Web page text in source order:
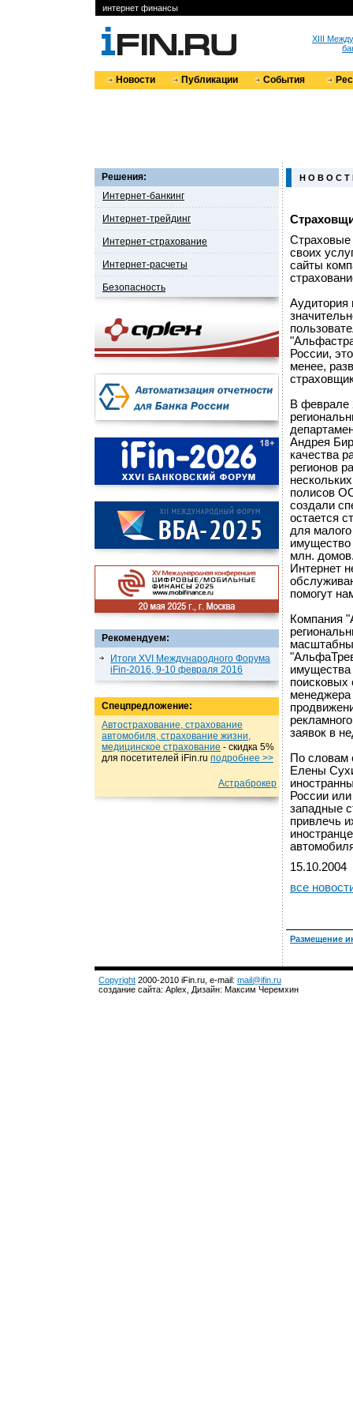
интернет финансы
XIII
Новости Публикации События
Решения:
Интернет-банкинг
Интернет-трейдинг
Интернет-страхование
Интернет-расчеты
Безопасность
Рекомендуем:
Итоги XVI Международного Форума
iFin-2016, 9-10 февраля 2016
Спецпредложение:
Автострахование, страхование
автомобиля, страхование жизни,
медицинское страхование - cкидка 5%
для посетителей iFin.ru подробнеe >>
Астраброкер
Н О В О С Т
Страховые
своих
сайты
Аудитория
России,
менее,
В феврале
Андрея
качества
регионов
полисов
создали
остается
для
имущество
млн.
Интернет
помогут
Компания
имущества
поисковых
менеджера
заявок в
По словам
Елены
России
западные
привлечь
15.10.2004
все
Размещение
Copyright 2000-2010 iFin.ru, e-mail: mail@ifin.ru
создание сайта: Aplex, Дизайн: Максим Черемхин